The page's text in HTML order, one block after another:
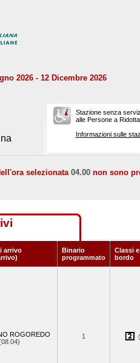
2026 - 12 Dicembre 2026
Stazione senza
alle Persone a
Informazioni sulle
selezionata04.00 non sono
arrivo
Binario
programmato
Classi
bordo
ROGOREDO
1